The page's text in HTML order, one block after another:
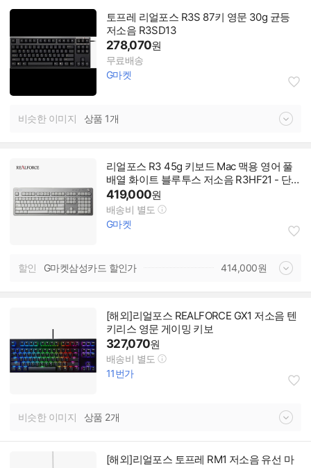
토프레 리얼포스 R3S 87키 영문 30g 균등
저소음 R3SD13
278,070원
무료배송
G마켓
비슷한 이미지 상품 1개
리얼포스 R3 45g 키보드 Mac 맥용 영어 풀
배열 화이트 블루투스 저소음 R3HF21 - 단일
옵션
419,000원
배송비 별도
G마켓
할인 G마켓삼성카드 할인가 414,000원
[해외]리얼포스 REALFORCE GX1 저소음 텐
키리스 영문 게이밍 키보
327,070원
배송비 별도
11번가
비슷한 이미지 상품 2개
[해외]리얼포스 토프레 RM1 저소음 유선 마